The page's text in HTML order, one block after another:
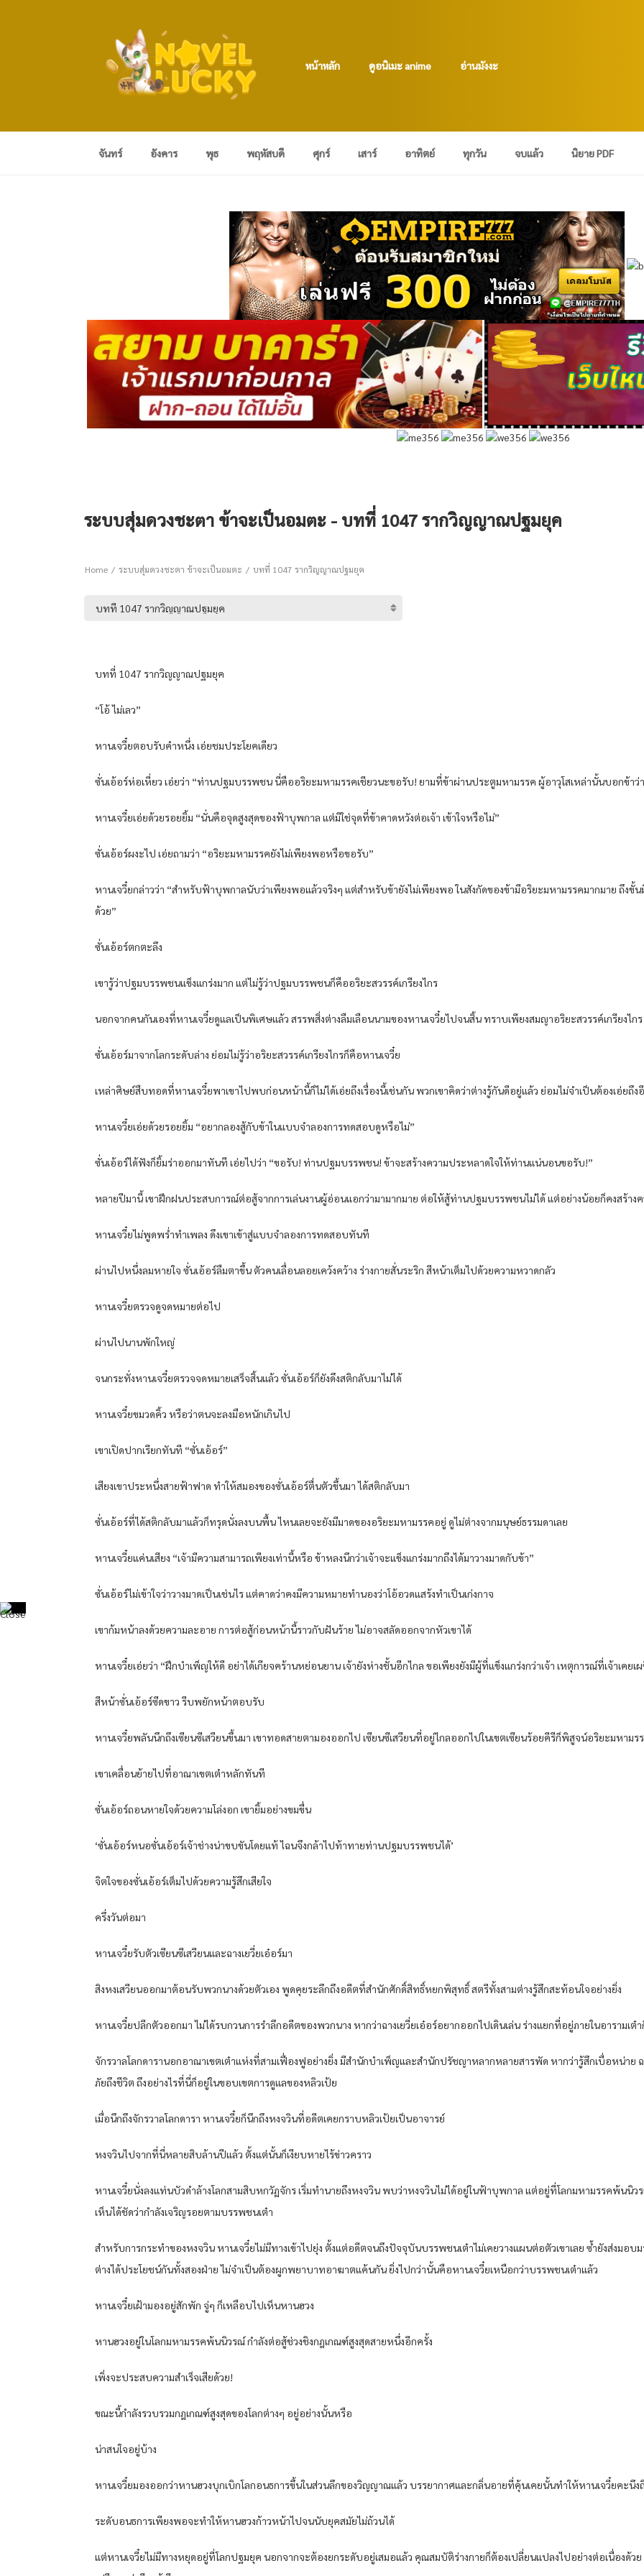
หน้าหลัก ดูอนิเมะ anime อ่านมังงะ
จันทร์ อังคาร พุธ พฤหัสบดี ศุกร์ เสาร์ อาทิตย์ ทุกวัน จบแล้ว นิยาย PDF
ระบบสุ่มดวงชะตา ข้าจะเป็นอมตะ - บทที่ 1047 รากวิญญาณปฐมยุค
Home ระบบสุ่มดวงชะตา ข้าจะเป็นอมตะ บทที่ 1047 รากวิญญาณปฐมยุค
บทที่ 1047 รากวิญญาณปฐมยุค
“โอ้ ไม่เลว”
หานเจวี๋ยตอบรับคำหนึ่ง เอ่ยชมประโยคเดียว
ซั่นเอ้อร์ห่อเหี่ยว เอ่ยว่า “ท่านปฐมบรรพชน นี่คืออริยะมหามรรคเชียวนะขอรับ! ยามที่ข้าผ่านประตูมหามรรค ผู้อาวุโสเหล่านั้นบอกข้า
หานเจวี๋ยเอ่ยด้วยรอยยิ้ม “นั่นคือจุดสูงสุดของฟ้าบุพกาล แต่มิใช่จุดที่ข้าคาดหวังต่อเจ้า เข้าใจหรือไม่”
ซั่นเอ้อร์ผงะไป เอ่ยถามว่า “อริยะมหามรรคยังไม่เพียงพอหรือขอรับ”
หานเจวี๋ยกล่าวว่า “สำหรับฟ้าบุพกาลนับว่าเพียงพอแล้วจริงๆ แต่สำหรับข้ายังไม่เพียงพอ ในสังกัดของข้ามีอริยะมหามรรคมากมาย ถึง
ด้วย”
ซั่นเอ้อร์ตกตะลึง
เขารู้ว่าปฐมบรรพชนแข็งแกร่งมาก แต่ไม่รู้ว่าปฐมบรรพชนก็คืออริยะสวรรค์เกรียงไกร
นอกจากคนกันเองที่หานเจวี๋ยดูแลเป็นพิเศษแล้ว สรรพสิ่งต่างลืมเลือนนามของหานเจวี๋ยไปจนสิ้น ทราบเพียงสมญาอริยะสวรรค์เกรียงไกร
ซั่นเอ้อร์มาจากโลกระดับล่าง ย่อมไม่รู้ว่าอริยะสวรรค์เกรียงไกรก็คือหานเจวี๋ย
เหล่าศิษย์สืบทอดที่หานเจวี๋ยพาเขาไปพบก่อนหน้านี้ก็ไม่ได้เอ่ยถึงเรื่องนี้เช่นกัน พวกเขาคิดว่าต่างรู้กันดีอยู่แล้ว ย่อมไม่จำเป็นต้องเอ่ยถึง
หานเจวี๋ยเอ่ยด้วยรอยยิ้ม “อยากลองสู้กับข้าในแบบจำลองการทดสอบดูหรือไม่”
ซั่นเอ้อร์ได้ฟังก็ยิ้มร่าออกมาทันที เอ่ยไปว่า “ขอรับ! ท่านปฐมบรรพชน! ข้าจะสร้างความประหลาดใจให้ท่านแน่นอนขอรับ!”
หลายปีมานี้ เขาฝึกฝนประสบการณ์ต่อสู้จากการเล่นงานผู้อ่อนแอกว่ามามากมาย ต่อให้สู้ท่านปฐมบรรพชนไม่ได้ แต่อย่างน้อยก็คงสร้า
หานเจวี๋ยไม่พูดพร่ำทำเพลง ดึงเขาเข้าสู่แบบจำลองการทดสอบทันที
ผ่านไปหนึ่งลมหายใจ ซั่นเอ้อร์ลืมตาขึ้น ตัวคนเลื่อนลอยเคว้งคว้าง ร่างกายสั่นระริก สีหน้าเต็มไปด้วยความหวาดกลัว
หานเจวี๋ยตรวจดูจดหมายต่อไป
ผ่านไปนานพักใหญ่
จนกระทั่งหานเจวี๋ยตรวจจดหมายเสร็จสิ้นแล้ว ซั่นเอ้อร์ก็ยังดึงสติกลับมาไม่ได้
หานเจวี๋ยขมวดคิ้ว หรือว่าตนจะลงมือหนักเกินไป
เขาเปิดปากเรียกทันที “ซั่นเอ้อร์”
เสียงเขาประหนึ่งสายฟ้าฟาด ทำให้สมองของซั่นเอ้อร์ตื่นตัวขึ้นมา ได้สติกลับมา
ซั่นเอ้อร์ที่ได้สติกลับมาแล้วก็ทรุดนั่งลงบนพื้น ไหนเลยจะยังมีมาดของอริยะมหามรรคอยู่ ดูไม่ต่างจากมนุษย์ธรรมดาเลย
หานเจวี๋ยแค่นเสียง “เจ้ามีความสามารถเพียงเท่านี้หรือ ข้าหลงนึกว่าเจ้าจะแข็งแกร่งมากถึงได้มาวางมาดกับข้า”
ซั่นเอ้อร์ไม่เข้าใจว่าวางมาดเป็นเช่นไร แต่คาดว่าคงมีความหมายทำนองว่าโอ้อวดแสร้งทำเป็นเก่งกาจ
เขาก้มหน้าลงด้วยความละอาย การต่อสู้ก่อนหน้านี้ราวกับฝันร้าย ไม่อาจสลัดออกจากหัวเขาได้
หานเจวี๋ยเอ่ยว่า “ฝึกบำเพ็ญให้ดี อย่าได้เกียจคร้านหย่อนยาน เจ้ายังห่างชั้นอีกไกล ขอเพียงยังมีผู้ที่แข็งแกร่งกว่าเจ้า เหตุการณ์ที่เจ้าเคยเ
สีหน้าซั่นเอ้อร์ซีดขาว รีบพยักหน้าตอบรับ
หานเจวี๋ยพลันนึกถึงเซียนซีเสวียนขึ้นมา เขาทอดสายตามองออกไป เซียนซีเสวียนที่อยู่ไกลออกไปในเขตเซียนร้อยคีรีก็พิสูจน์อริยะมหามร
เขาเคลื่อนย้ายไปที่อาณาเขตเต๋าหลักทันที
ซั่นเอ้อร์ถอนหายใจด้วยความโล่งอก เขายิ้มอย่างขมขื่น
‘ซั่นเอ้อร์หนอซั่นเอ้อร์เจ้าช่างน่าขบขันโดยแท้ ไฉนจึงกล้าไปท้าทายท่านปฐมบรรพชนได้’
จิตใจของซั่นเอ้อร์เต็มไปด้วยความรู้สึกเสียใจ
ครึ่งวันต่อมา
หานเจวี๋ยรับตัวเซียนซีเสวียนและฉางเยวี่ยเอ๋อร์มา
สิงหงเสวียนออกมาต้อนรับพวกนางด้วยตัวเอง พูดคุยระลึกถึงอดีตที่สำนักศักดิ์สิทธิ์หยกพิสุทธิ์ สตรีทั้งสามต่างรู้สึกสะท้อนใจอย่างยิ่ง
หานเจวี๋ยปลีกตัวออกมา ไม่ได้รบกวนการรำลึกอดีตของพวกนาง หากว่าฉางเยวี่ยเอ๋อร์อยากออกไปเดินเล่น ร่างแยกที่อยู่ภายในอารามเต๋
จักรวาลโลกดารานอกอาณาเขตเต๋าแห่งที่สามเฟื่องฟูอย่างยิ่ง มีสำนักบำเพ็ญและสำนักปรัชญาหลากหลายสารพัด หากว่ารู้สึกเบื่อหน่าย ฉ
ภัยถึงชีวิต ถึงอย่างไรที่นี่ก็อยู่ในขอบเขตการดูแลของหลิวเป้ย
เมื่อนึกถึงจักรวาลโลกดารา หานเจวี๋ยก็นึกถึงหงจวินที่อดีตเคยกราบหลิวเป้ยเป็นอาจารย์
หงจวินไปจากที่นี่หลายสิบล้านปีแล้ว ตั้งแต่นั้นก็เงียบหายไร้ข่าวคราว
หานเจวี๋ยนั่งลงแท่นบัวดำล้างโลกสามสิบหกวัฏจักร เริ่มทำนายถึงหงจวิน พบว่าหงจวินไม่ได้อยู่ในฟ้าบุพกาล แต่อยู่ที่โลกมหามรรคพ้นนิ
เห็นได้ชัดว่ากำลังเจริญรอยตามบรรพชนเต๋า
สำหรับการกระทำของหงจวิน หานเจวี๋ยไม่มีทางเข้าไปยุ่ง ตั้งแต่อดีตจนถึงปัจจุบันบรรพชนเต๋าไม่เคยวางแผนต่อตัวเขาเลย ซ้ำยังส่งมอบ
ต่างได้ประโยชน์กันทั้งสองฝ่าย ไม่จำเป็นต้องผูกพยาบาทอาฆาตแค้นกัน ยิ่งไปกว่านั้นคือหานเจวี๋ยเหนือกว่าบรรพชนเต๋าแล้ว
หานเจวี๋ยเฝ้ามองอยู่สักพัก จู่ๆ ก็เหลือบไปเห็นหานฮวง
หานฮวงอยู่ในโลกมหามรรคพ้นนิวรณ์ กำลังต่อสู้ช่วงชิงกฎเกณฑ์สูงสุดสายหนึ่งอีกครั้ง
เพิ่งจะประสบความสำเร็จเสียด้วย!
ขณะนี้กำลังรวบรวมกฎเกณฑ์สูงสุดของโลกต่างๆ อยู่อย่างนั้นหรือ
น่าสนใจอยู่บ้าง
หานเจวี๋ยมองออกว่าหานฮวงบุกเบิกโลกอนธการขึ้นในส่วนลึกของวิญญาณแล้ว บรรยากาศและกลิ่นอายที่คุ้นเคยนั้นทำให้หานเจวี๋ยคะนึง
ระดับอนธการเพียงพอจะทำให้หานฮวงก้าวหน้าไปจนนับยุคสมัยไม่ถ้วนได้
แต่หานเจวี๋ยไม่มีทางหยุดอยู่ที่โลกปฐมยุค นอกจากจะต้องยกระดับอยู่เสมอแล้ว คุณสมบัติร่างกายก็ต้องเปลี่ยนแปลงไปอย่างต่อเนื่องด้วย